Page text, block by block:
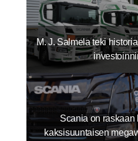
M. J. Salmela teki
Scania on raskaan
kaksisuuntaisen